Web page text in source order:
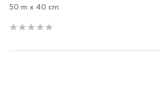
50 m x 40 cm